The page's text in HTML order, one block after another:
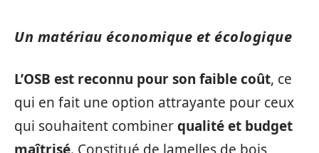
Un matériau économique et écologique
L’OSB est reconnu pour son faible coût, ce
qui en fait une option attrayante pour ceux
qui souhaitent combinerqualité et budget
maîtrisé. Constitué de lamelles de bois